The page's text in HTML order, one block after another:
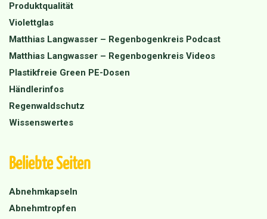
Produktqualität
Violettglas
Matthias Langwasser – Regenbogenkreis Podcast
Matthias Langwasser – Regenbogenkreis Videos
Plastikfreie Green PE-Dosen
Händlerinfos
Regenwaldschutz
Wissenswertes
Beliebte Seiten
Abnehmkapseln
Abnehmtropfen